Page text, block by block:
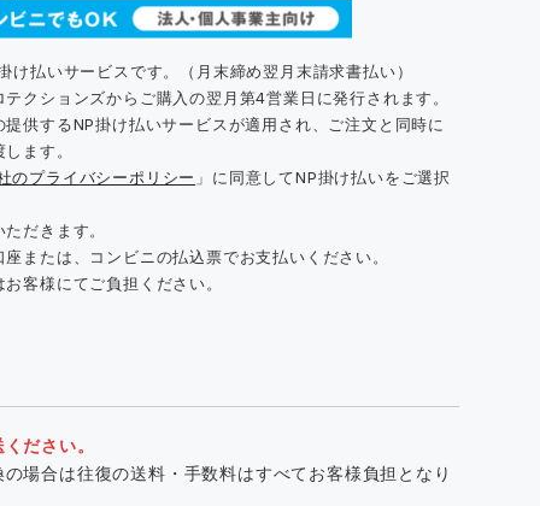
け払いサービスです。（月末締め翌月末請求書払い）
クションズからご購入の翌月第4営業日に発行されます。
供するNP掛け払いサービスが適用され、ご注文と同時に
ます。
のプライバシーポリシー 」に同意してNP掛け払いをご選択
だきます。
または、コンビニの払込票でお支払いください。
客様にてご負担ください。
ださい。
場合は往復の送料・手数料はすべてお客様負担となり